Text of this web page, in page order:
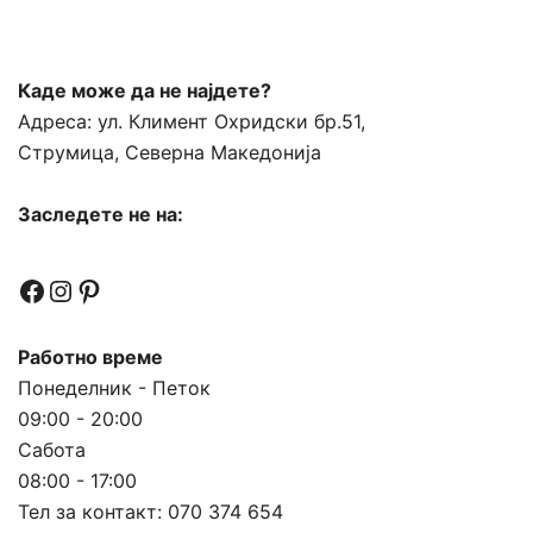
Каде може да не најдете?
Адреса: ул. Климент Охридски бр.51,
Струмица, Северна Македонија
Заследете не на:
Facebook
Instagram
Pinterest
Работно време
Понеделник - Петок
09:00 - 20:00
Сабота
08:00 - 17:00
Тел за контакт: 070 374 654